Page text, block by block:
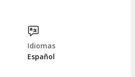
Idiomas
Español